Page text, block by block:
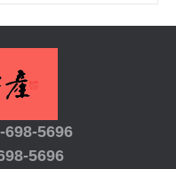
698-5696
5696